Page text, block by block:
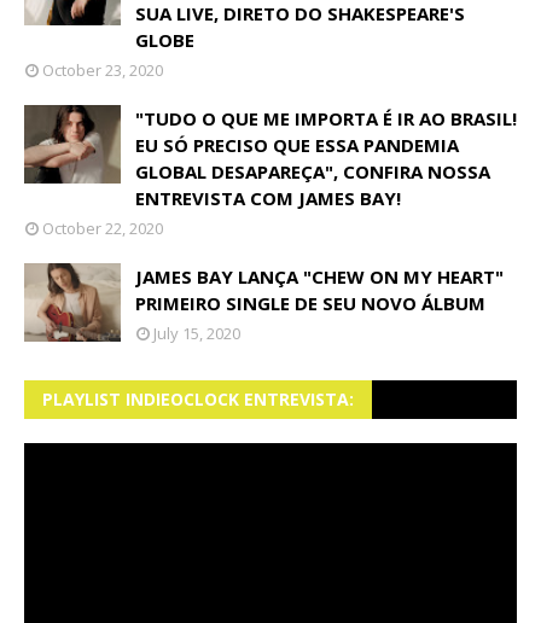
SUA LIVE, DIRETO DO SHAKESPEARE'S
GLOBE
October 23, 2020
"TUDO O QUE ME IMPORTA É IR AO BRASIL!
EU SÓ PRECISO QUE ESSA PANDEMIA
GLOBAL DESAPAREÇA", CONFIRA NOSSA
ENTREVISTA COM JAMES BAY!
October 22, 2020
JAMES BAY LANÇA "CHEW ON MY HEART"
PRIMEIRO SINGLE DE SEU NOVO ÁLBUM
July 15, 2020
PLAYLIST INDIEOCLOCK ENTREVISTA: